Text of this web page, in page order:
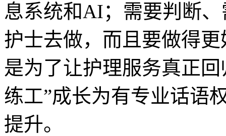
息系统和AI；需要判断
护士去做，而且要做得
是为了让护理服务真正
练工”成长为有专业话语
提升。